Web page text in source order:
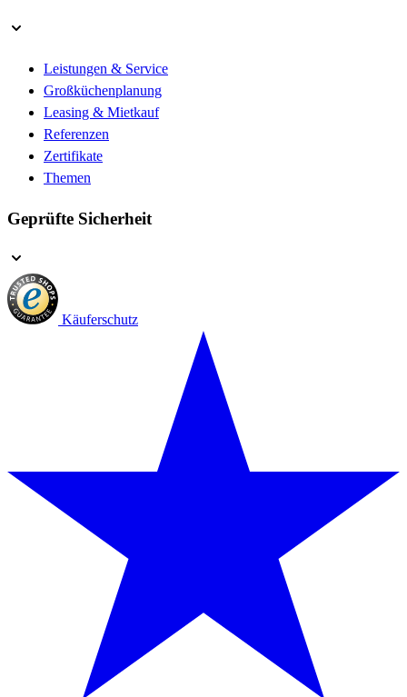
Leistungen & Service
Großküchenplanung
Leasing & Mietkauf
Referenzen
Zertifikate
Themen
Geprüfte Sicherheit
Käuferschutz